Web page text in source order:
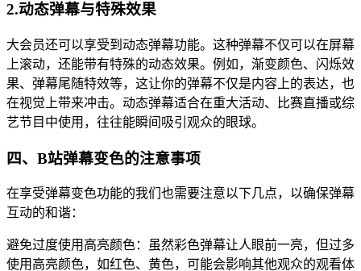
2.动态弹幕与特殊效果
大会员还可以享受到动态弹幕功能。这种弹幕不仅可以在屏幕
上滚动，还能带有特殊的动态效果。例如，渐变颜色、闪烁效
果、弹幕尾随特效等，这让你的弹幕不仅是内容上的表达，也
在视觉上带来冲击。动态弹幕适合在重大活动、比赛直播或综
艺节目中使用，往往能瞬间吸引观众的眼球。
四、B站弹幕变色的注意事项
在享受弹幕变色功能的我们也需要注意以下几点，以确保弹幕
互动的和谐：
避免过度使用高亮颜色：虽然彩色弹幕让人眼前一亮，但过多
使用高亮颜色，如红色、黄色，可能会影响其他观众的观看体